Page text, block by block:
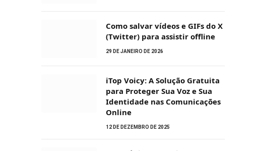
Como salvar vídeos e GIFs do X
(Twitter) para assistir offline
29 DE JANEIRO DE 2026
iTop Voicy: A Solução Gratuita
para Proteger Sua Voz e Sua
Identidade nas Comunicações
Online
12 DE DEZEMBRO DE 2025